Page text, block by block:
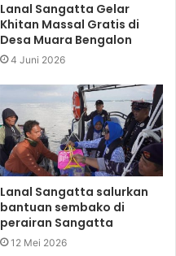
Lanal Sangatta Gelar
Khitan Massal Gratis di
Desa Muara Bengalon
4 Juni 2026
Lanal Sangatta salurkan
bantuan sembako di
perairan Sangatta
12 Mei 2026